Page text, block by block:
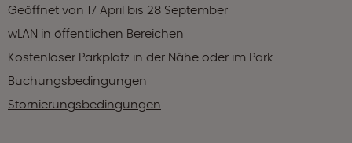
Geöffnet von 17 April bis 28 September
wLAN in öffentlichen Bereichen
Kostenloser Parkplatz in der Nähe oder im Park
Buchungsbedingungen
Stornierungsbedingungen